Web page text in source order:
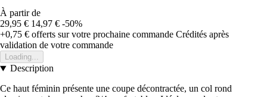
À partir de
29,95 € 14,97 € -50%
+0,75 € offerts sur votre prochaine commande Crédités après
validation de votre commande
Loading...
Description
Ce haut féminin présente une coupe décontractée, un col rond